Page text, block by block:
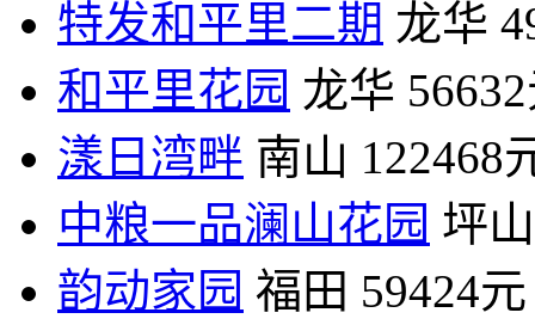
特发和平里二期 龙华
和平里花园 龙华
漾日湾畔 南山 122468
中粮一品澜山花园 坪山
韵动家园 福田 59424元